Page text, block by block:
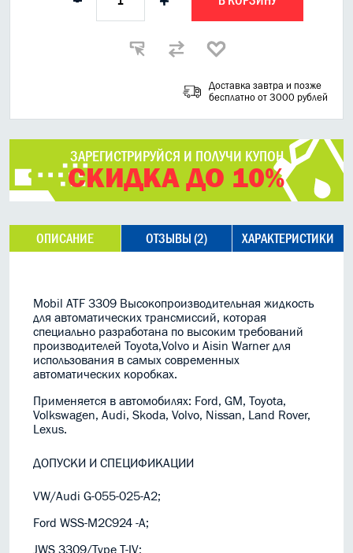
Доставка завтра и позже
бесплатно от 3000 рублей
ЗАРЕГИСТРИРУЙСЯ И ПОЛУЧИ КУПОН
СКИДКА ДО 10%
ОПИСАНИЕ ОТЗЫВЫ (2) ХАРАКТЕРИСТИКИ
Mobil ATF 3309 Высокопроизводительная жидкость
для автоматических трансмиссий, которая
специально разработана по высоким требований
производителей Toyota,Volvo и Aisin Warner для
использования в cамых современных
автоматических коробках.
Применяется в автомобилях: Ford, GM, Toyota,
Volkswagen, Audi, Skoda, Volvo, Nissan, Land Rover,
Lexus.
ДОПУСКИ И СПЕЦИФИКАЦИИ
VW/Audi G-055-025-A2;
Ford WSS-M2C924 -A;
JWS 3309/Type T-IV;